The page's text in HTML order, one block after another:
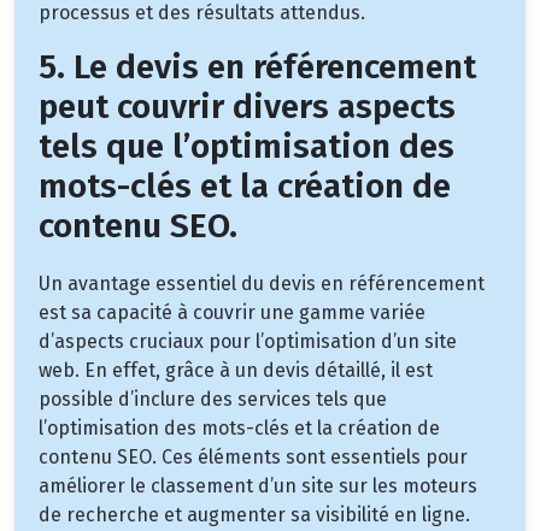
processus et des résultats attendus.
5. Le devis en référencement
peut couvrir divers aspects
tels que l’optimisation des
mots-clés et la création de
contenu SEO.
Un avantage essentiel du devis en référencement
est sa capacité à couvrir une gamme variée
d’aspects cruciaux pour l’optimisation d’un site
web. En effet, grâce à un devis détaillé, il est
possible d’inclure des services tels que
l’optimisation des mots-clés et la création de
contenu SEO. Ces éléments sont essentiels pour
améliorer le classement d’un site sur les moteurs
de recherche et augmenter sa visibilité en ligne.